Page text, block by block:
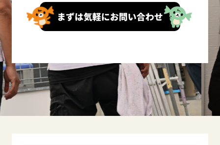
まずは気軽にお問い合わせ